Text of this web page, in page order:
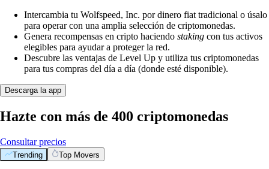
Intercambia tu Wolfspeed, Inc. por dinero fiat tradicional o úsalo
para operar con una amplia selección de criptomonedas.
Genera recompensas en cripto haciendo staking con tus activos
elegibles para ayudar a proteger la red.
Descubre las ventajas de Level Up y utiliza tus criptomonedas
para tus compras del día a día (donde esté disponible).
Descarga la app
Hazte con más de 400 criptomonedas
Consultar precios
Trending Top Movers